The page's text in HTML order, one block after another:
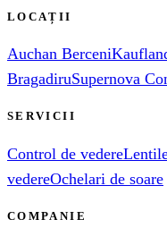
LOCAȚII
Auchan Berceni
BragadiruSupernova
SERVICII
Control de vedere
vedereOchelari de soare
COMPANIE